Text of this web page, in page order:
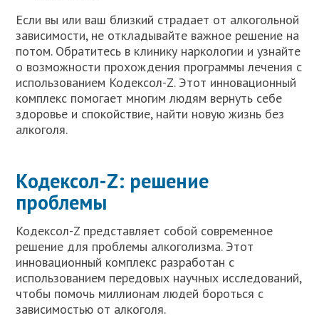
Если вы или ваш близкий страдает от алкогольной
зависимости, не откладывайте важное решение на
потом. Обратитесь в клинику наркологии и узнайте
о возможности прохождения программы лечения с
использованием Кодексол-Z. Этот инновационный
комплекс помогает многим людям вернуть себе
здоровье и спокойствие, найти новую жизнь без
алкоголя.
Кодексол-Z: решение
проблемы
Кодексол-Z представляет собой современное
решение для проблемы алкоголизма. Этот
инновационный комплекс разработан с
использованием передовых научных исследований,
чтобы помочь миллионам людей бороться с
зависимостью от алкоголя.